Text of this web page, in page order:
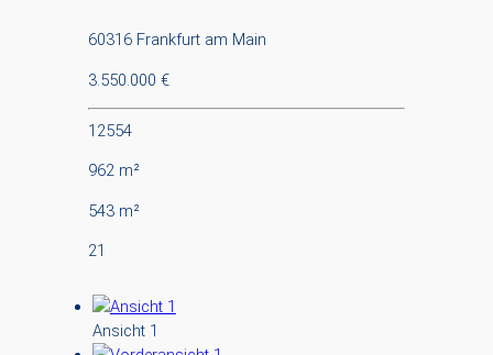
60316 Frankfurt am Main
3.550.000 €
12554
962 m²
543 m²
21
Ansicht 1